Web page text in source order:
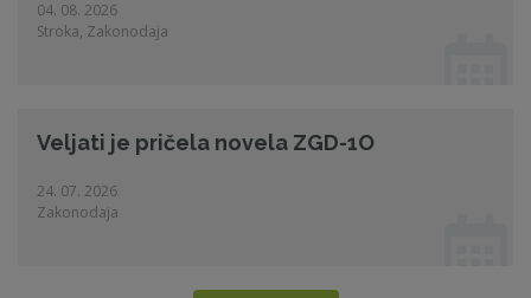
04. 08. 2026
Stroka, Zakonodaja
Veljati je pričela novela ZGD-1O
24. 07. 2026
Zakonodaja